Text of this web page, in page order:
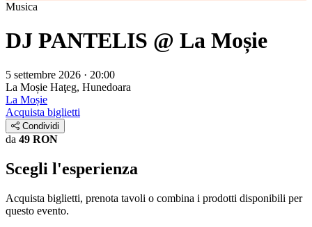
Musica
DJ PANTELIS @ La Moșie
5 settembre 2026 · 20:00
La Moșie Haţeg, Hunedoara
La Moșie
Acquista biglietti
Condividi
da 49 RON
Scegli l'esperienza
Acquista biglietti, prenota tavoli o combina i prodotti disponibili per
questo evento.